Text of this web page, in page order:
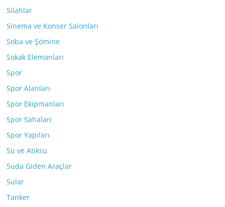
Silahlar
Sinema ve Konser Salonları
Soba ve Şömine
Sokak Elemanları
Spor
Spor Alanları
Spor Ekipmanları
Spor Sahaları
Spor Yapıları
Su ve Atıksu
Suda Giden Araçlar
Sular
Tanker